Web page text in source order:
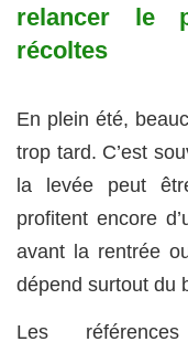
relancer le
récoltes
En plein été,
trop tard. C’est
la levée peut
profitent encore
avant la rentrée
dépend surtout du
Les